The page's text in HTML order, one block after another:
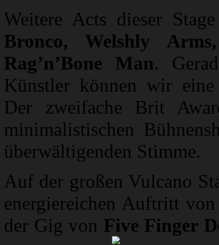
Weitere Acts dieser
Bronco, Welshly
Rag’n’Bone Man.
Künstler können wir eine
Der zweifache Brit
minimalistischen
überwältigenden Stimme.
Auf der großen Vulcano
energiereichen Auftritt
der Gig von Five Finger